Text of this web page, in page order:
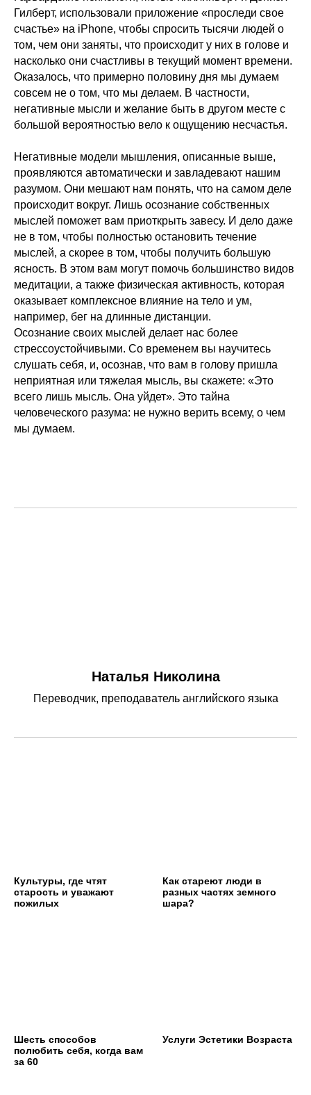
Гилберт, использовали приложение «проследи свое
счастье» на iPhone, чтобы спросить тысячи людей о
том, чем они заняты, что происходит у них в голове и
насколько они счастливы в текущий момент времени.
Оказалось, что примерно половину дня мы думаем
совсем не о том, что мы делаем. В частности,
негативные мысли и желание быть в другом месте с
большой вероятностью вело к ощущению несчастья.
Негативные модели мышления, описанные выше,
проявляются автоматически и завладевают нашим
разумом. Они мешают нам понять, что на самом деле
происходит вокруг. Лишь осознание собственных
мыслей поможет вам приоткрыть завесу. И дело даже
не в том, чтобы полностью остановить течение
мыслей, а скорее в том, чтобы получить большую
ясность. В этом вам могут помочь большинство видов
медитации, а также физическая активность, которая
оказывает комплексное влияние на тело и ум,
например, бег на длинные дистанции.
Осознание своих мыслей делает нас более
стрессоустойчивыми. Со временем вы научитесь
слушать себя, и, осознав, что вам в голову пришла
неприятная или тяжелая мысль, вы скажете: «Это
всего лишь мысль. Она уйдет». Это тайна
человеческого разума: не нужно верить всему, о чем
мы думаем.
Наталья Николина
Переводчик, преподаватель английского языка
Культуры, где чтят
старость и уважают
пожилых
Как стареют люди в
разных частях земного
шара?
Шесть способов
полюбить себя, когда вам
за 60
Услуги Эстетики Возраста